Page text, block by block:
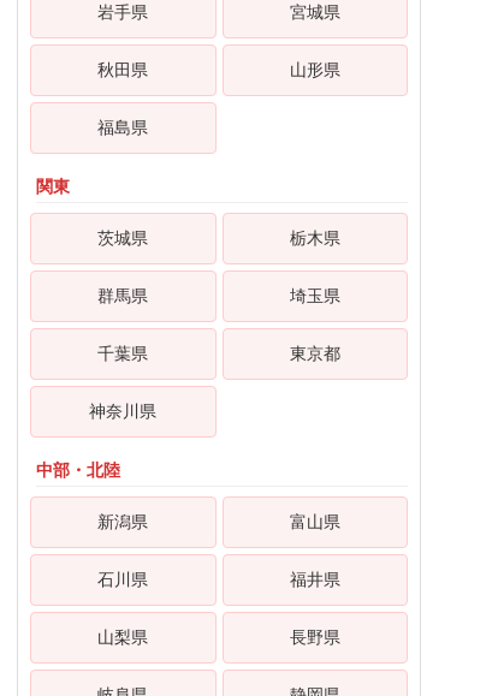
岩手県 宮城県
秋田県 山形県
福島県
関東
茨城県 栃木県
群馬県 埼玉県
千葉県 東京都
神奈川県
中部・北陸
新潟県 富山県
石川県 福井県
山梨県 長野県